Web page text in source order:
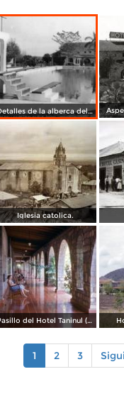
Detalles de la alberca del Hotel Valles
Iglesia catolica.
Pasillo del Hotel Taninul (1954)
1 2 3